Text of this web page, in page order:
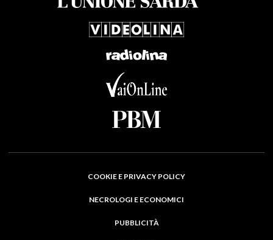
COOKIE E PRIVACY POLICY
NECROLOGI E ECONOMICI
PUBBLICITÀ